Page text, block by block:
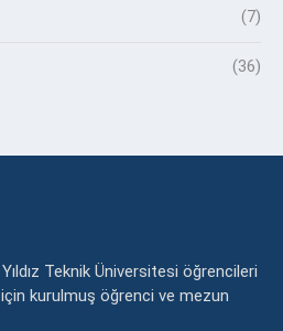
(7)
(36)
Teknik Üniversitesi öğrencileri
için kurulmuş öğrenci ve mezun